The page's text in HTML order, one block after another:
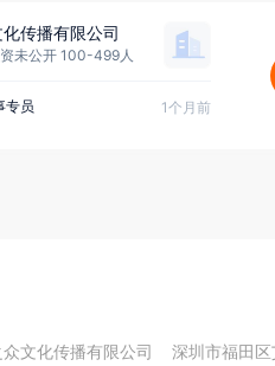
传播有限公司
未公开 100-499人
专员 1个月前
众文化传播有限公司 深圳市福田